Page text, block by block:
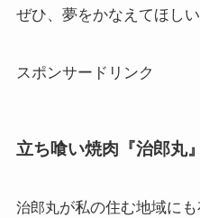
ぜひ、夢をかなえてほしい
スポンサードリンク
立ち喰い焼肉『治郎丸
治郎丸が私の住む地域にも